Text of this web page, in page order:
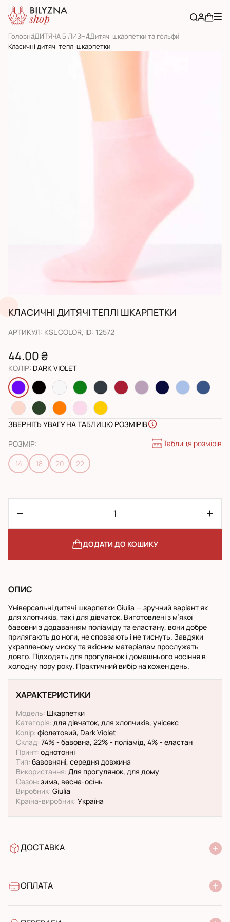
ГоловнаДИТЯЧА БІЛИЗНАДитячі шкарпетки та гольфи
Класичні дитячі теплі шкарпетки
КЛАСИЧНІ ДИТЯЧІ ТЕПЛІ ШКАРПЕТКИ
АРТИКУЛ: KSL COLOR, ID: 12572
44.00 ₴
КОЛІР: DARK VIOLET
ЗВЕРНІТЬ УВАГУ НА ТАБЛИЦЮ РОЗМІРІВ
РОЗМІР: Таблиця розмірів
14 18 20 22
ДОДАТИ ДО КОШИКУ
ОПИС
Універсальні дитячі шкарпетки Giulia — зручний варіант як
для хлопчиків, так і для дівчаток. Виготовлені з м’якої
бавовни з додаванням поліаміду та еластану, вони добре
прилягають до ноги, не сповзають і не тиснуть. Завдяки
украпленому миску та якісним матеріалам прослужать
довго. Підходять для прогулянок і домашнього носіння в
холодну пору року. Практичний вибір на кожен день.
ХАРАКТЕРИСТИКИ
Модель: Шкарпетки
Категорія: для дівчаток, для хлопчиків, унісекс
Колір: фіолетовий, Dark Violet
Склад: 74% - бавовна, 22% - поліамід, 4% - еластан
Принт: однотонні
Тип: бавовняні, середня довжина
Використання: Для прогулянок, для дому
Сезон: зима, весна-осінь
Виробник: Giulia
Країна-виробник: Україна
ДОСТАВКА
УкрПошта стандарт
ОПЛАТА
Банківський переказ